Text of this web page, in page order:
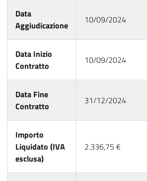
Data
Aggiudicazione
10/09/2024
Data Inizio
Contratto
10/09/2024
Data Fine
Contratto
31/12/2024
Importo
Liquidato (IVA
esclusa)
2.336,75 €